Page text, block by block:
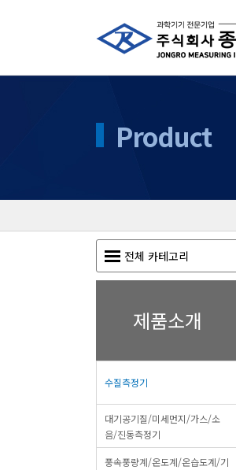
Product
전체 카테고리
제품소개
수질측정기
대기공기질/미세먼지/가스/소
음/진동측정기
풍속풍량계/온도계/온습도계/기